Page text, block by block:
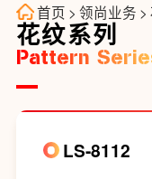
花纹系列
Pattern
首页 > 领尚业务 >
LS-8112